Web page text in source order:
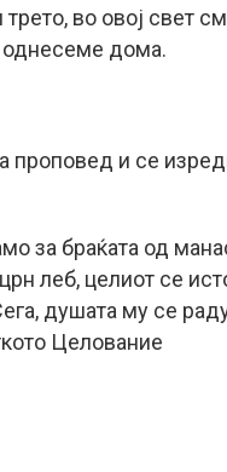
во овој свет
однесеме дома.
проповед и се
за браќата од
леб, целиот се
душата му се
Целование